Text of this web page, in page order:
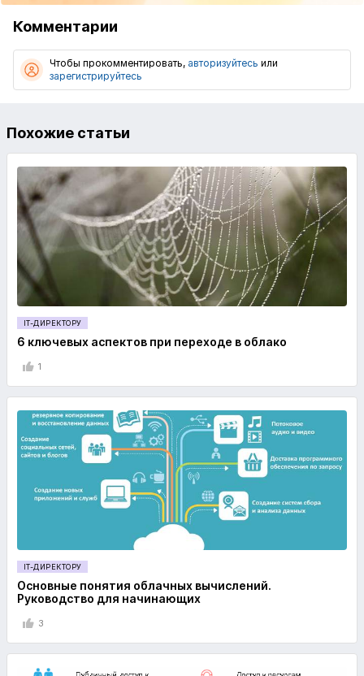
Комментарии
Чтобы прокомментировать, авторизуйтесь или
зарегистрируйтесь
Похожие статьи
IT-ДИРЕКТОРУ
6 ключевых аспектов при переходе в облако
1
IT-ДИРЕКТОРУ
Основные понятия облачных вычислений.
Руководство для начинающих
3